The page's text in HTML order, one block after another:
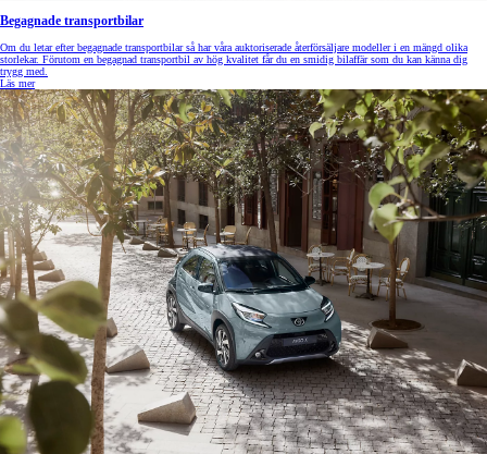
Begagnade transportbilar
Om du letar efter begagnade transportbilar så har våra auktoriserade återförsäljare modeller i en mängd olika
storlekar. Förutom en begagnad transportbil av hög kvalitet får du en smidig bilaffär som du kan känna dig
trygg med.
Läs mer